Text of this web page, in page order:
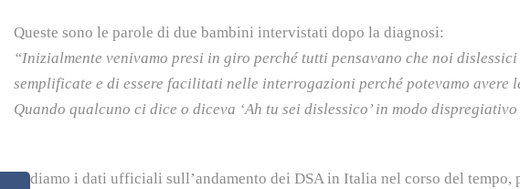
Queste sono le parole di due bambini intervistati dopo la diagnosi:
“Inizialmente venivamo presi in giro perché tutti pensavano che noi
semplificate e di essere facilitati nelle interrogazioni perché potevamo avere
Quando qualcuno ci dice o diceva ‘Ah tu sei dislessico’ in modo
Vediamo i dati ufficiali sull’andamento dei DSA in Italia nel corso del